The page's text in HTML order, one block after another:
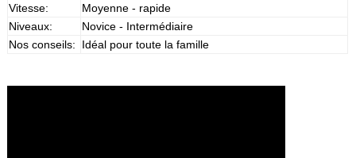
Vitesse:
Moyenne - rapide
Niveaux:
Novice - Intermédiaire
Nos conseils:
Idéal pour toute la famille